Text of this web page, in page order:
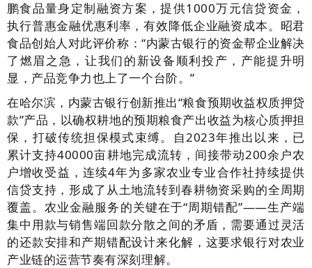
鹏食品量身定制融资方案，提供1000万元信贷资金，
执行普惠金融优惠利率，有效降低企业融资成本。昭君
食品创始人对此评价称：“内蒙古银行的资金帮企业解决
了燃眉之急，让我们的新设备顺利投产，产能提升明
显，产品竞争力也上了一个台阶。”
在哈尔滨，内蒙古银行创新推出“粮食预期收益权质押贷
款”产品，以确权耕地的预期粮食产出收益为核心质押担
保，打破传统担保模式束缚。自2023年推出以来，已
累计支持40000亩耕地完成流转，间接带动200余户农
户增收受益，连续4年为多家农业专业合作社持续提供
信贷支持，形成了从土地流转到春耕物资采购的全周期
覆盖。农业金融服务的关键在于“周期错配”——生产端
集中用款与销售端回款分散之间的矛盾，需要通过灵活
的还款安排和产期错配设计来化解，这要求银行对农业
产业链的运营节奏有深刻理解。